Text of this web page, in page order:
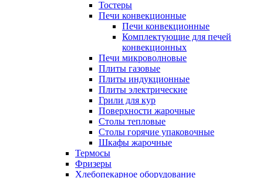
Тостеры
Печи конвекционные
Печи конвекционные
Комплектующие для печей
конвекционных
Печи микроволновые
Плиты газовые
Плиты индукционные
Плиты электрические
Грили для кур
Поверхности жарочные
Столы тепловые
Столы горячие упаковочные
Шкафы жарочные
Термосы
Фризеры
Хлебопекарное оборудование